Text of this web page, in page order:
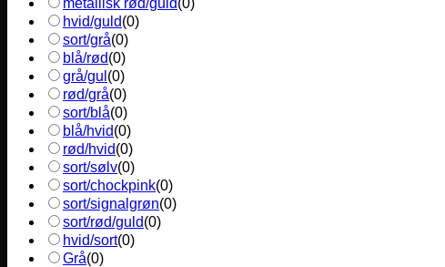
hvid/guld(0)
sort/grå(0)
blå/rød(0)
grå/gul (0)
rød/grå(0)
sort/blå(0)
blå/hvid(0)
rød/hvid(0)
sort/sølv(0)
sort/chockpink(0)
sort/signalgrøn(0)
sort/rød/guld(0)
hvid/sort(0)
Grå(0)